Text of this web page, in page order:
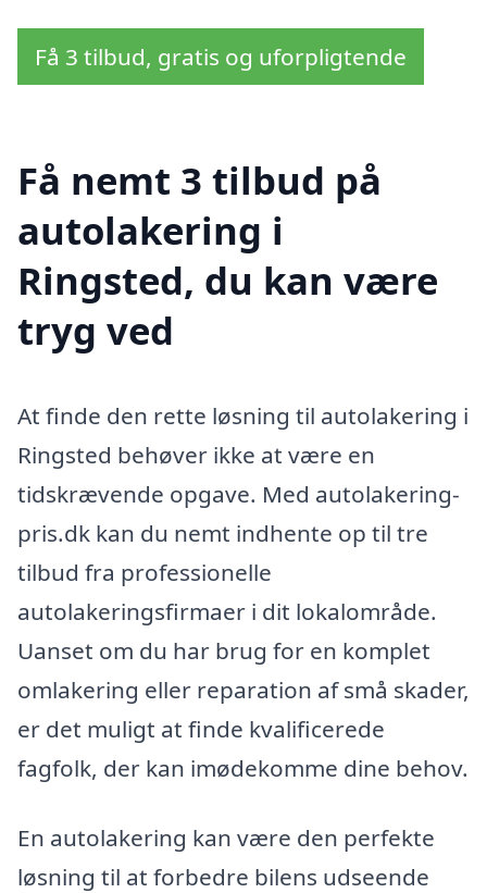
Få 3 tilbud, gratis og uforpligtende
Få nemt 3 tilbud på
autolakering i
Ringsted, du kan være
tryg ved
At finde den rette løsning til autolakering i
Ringsted behøver ikke at være en
tidskrævende opgave. Med autolakering-
pris.dk kan du nemt indhente op til tre
tilbud fra professionelle
autolakeringsfirmaer i dit lokalområde.
Uanset om du har brug for en komplet
omlakering eller reparation af små skader,
er det muligt at finde kvalificerede
fagfolk, der kan imødekomme dine behov.
En autolakering kan være den perfekte
løsning til at forbedre bilens udseende